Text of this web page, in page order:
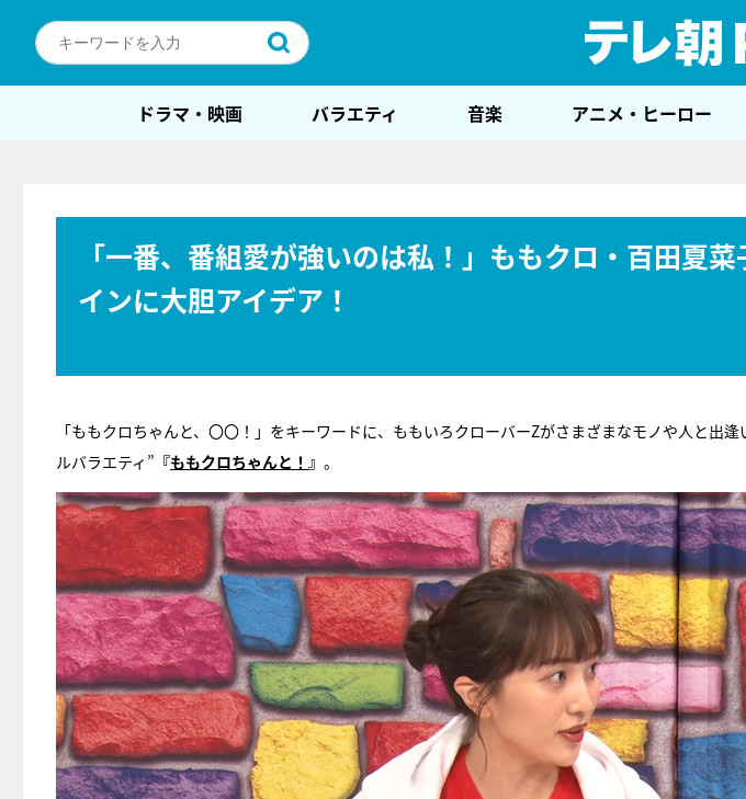
ドラマ・映画 バラエティ 音楽 アニメ・ヒーロー
「一番、番組愛が強いのは私！」ももクロ・百田夏
インに大胆アイデア！
「ももクロちゃんと、〇〇！」をキーワードに、ももいろクローバーZがさまざまなモノや人と出
ルバラエティ” 『ももクロちゃんと！ 』 。